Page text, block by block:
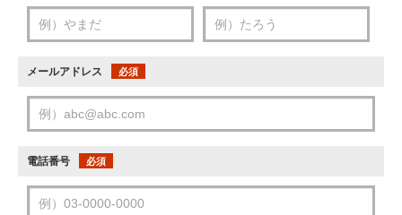
メールアドレス 必須
電話番号 必須